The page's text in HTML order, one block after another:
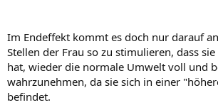
Im Endeffekt kommt es doch nur darauf
Stellen der Frau so zu stimulieren, dass
hat, wieder die normale Umwelt voll und
wahrzunehmen, da sie sich in einer
befindet.